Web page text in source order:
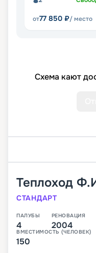
от77 850 ₽/ место
Схема кают
Теплоход
СТАНДАРТ
ПАЛУБЫ
4
РЕНОВАЦИЯ
2004
ВМЕСТИМОСТЬ (ЧЕЛОВЕК)
150